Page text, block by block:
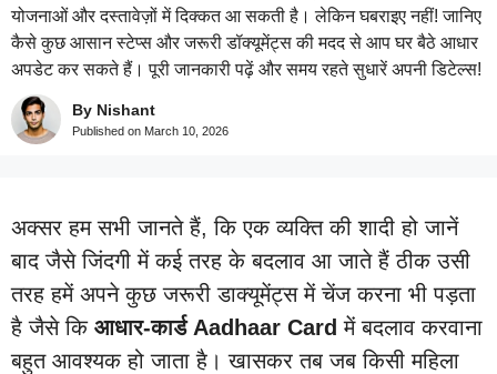
योजनाओं और दस्तावेज़ों में दिक्कत आ सकती है। लेकिन घबराइए नहीं! जानिए
कैसे कुछ आसान स्टेप्स और जरूरी डॉक्यूमेंट्स की मदद से आप घर बैठे आधार
अपडेट कर सकते हैं। पूरी जानकारी पढ़ें और समय रहते सुधारें अपनी डिटेल्स!
By Nishant
Published on March 10, 2026
अक्सर हम सभी जानते हैं, कि एक व्यक्ति की शादी हो जानें
बाद जैसे जिंदगी में कई तरह के बदलाव आ जाते हैं ठीक उसी
तरह हमें अपने कुछ जरूरी डाक्यूमेंट्स में चेंज करना भी पड़ता
है जैसे कि आधार-कार्ड Aadhaar Cardमें बदलाव करवाना
बहुत आवश्यक हो जाता है। खासकर तब जब किसी महिला